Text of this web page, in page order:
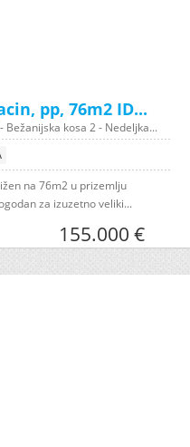
pp, 76m2 ID...
kosa 2 - Nedeljka...
na 76m2 u prizemlju
za izuzetno veliki...
155.000 €